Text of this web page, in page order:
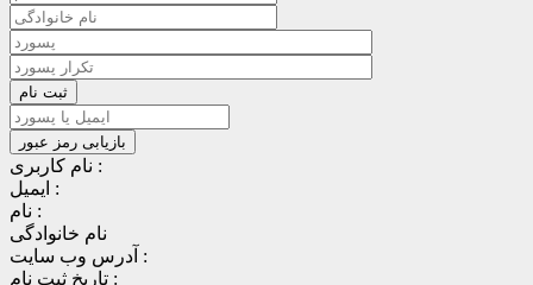
نام کاربری :
ایمیل :
نام :
نام خانوادگی
آدرس وب سایت :
تاریخ ثبت نام :